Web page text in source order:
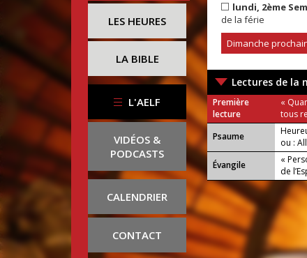
LES HEURES
LA BIBLE
L'AELF
VIDÉOS &
PODCASTS
CALENDRIER
CONTACT
lundi, 2ème
de la férie
Dimanche
Lectures de la
Première
lecture
«
tous
Psaume
ou :
Évangile
«
de